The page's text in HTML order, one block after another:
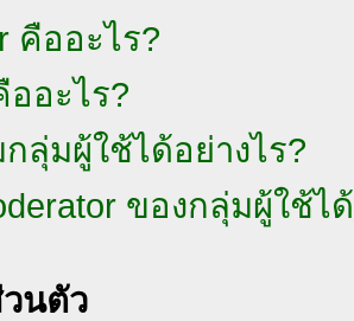
คืออะไร?
อะไร?
กลุ่มผู้ใช้ได้อย่างไร?
ของกลุ่มผู้ใช้ไ
นตัว